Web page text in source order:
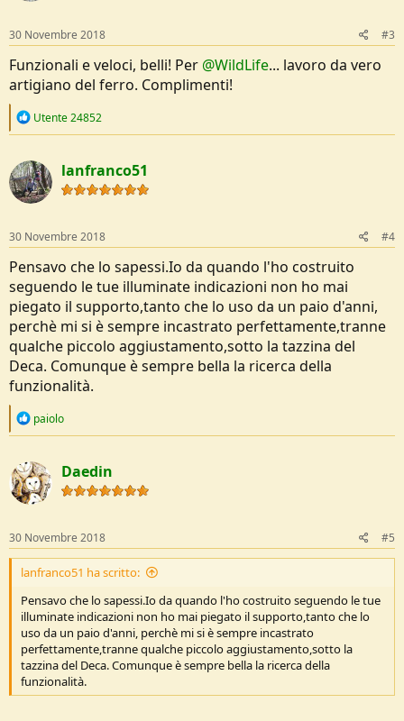
s
:
30 Novembre 2018 #3
Funzionali e veloci, belli! Per @WildLife... lavoro da vero
artigiano del ferro. Complimenti!
R
c
t
i
o
s
:
Utente 24852
lanfranco51
30 Novembre 2018 #4
Pensavo che lo sapessi.Io da quando l'ho costruito
seguendo le tue illuminate indicazioni non ho mai
piegato il supporto,tanto che lo uso da un paio d'anni,
perchè mi si è sempre incastrato perfettamente,tranne
qualche piccolo aggiustamento,sotto la tazzina del
Deca. Comunque è sempre bella la ricerca della
funzionalità.
R
c
t
i
o
s
:
paiolo
Daedin
30 Novembre 2018 #5
lanfranco51 ha scritto:
Pensavo che lo sapessi.Io da quando l'ho costruito seguendo le tue
illuminate indicazioni non ho mai piegato il supporto,tanto che lo
uso da un paio d'anni, perchè mi si è sempre incastrato
perfettamente,tranne qualche piccolo aggiustamento,sotto la
tazzina del Deca. Comunque è sempre bella la ricerca della
funzionalità.